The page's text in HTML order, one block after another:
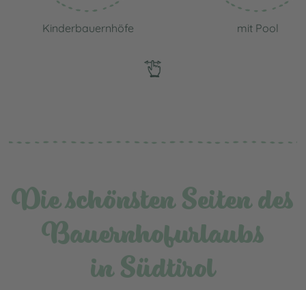
Kinderbauernhöfe mit Pool
Die schönsten Seiten des
Bauernhofurlaubs
in Südtirol